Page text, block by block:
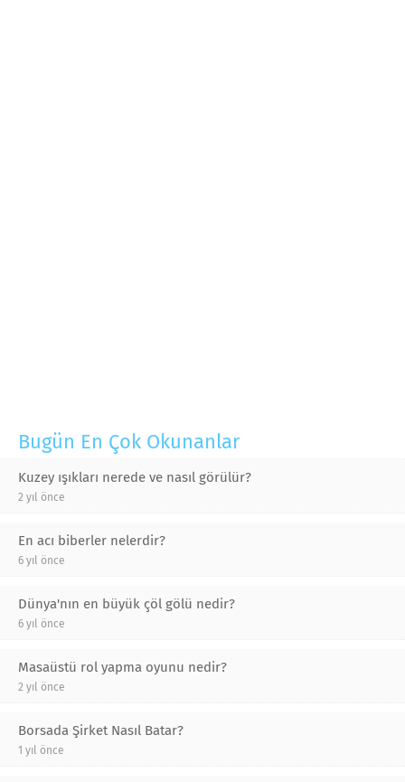
Bugün En Çok Okunanlar
Kuzey ışıkları nerede ve nasıl görülür?
2 yıl önce
En acı biberler nelerdir?
6 yıl önce
Dünya'nın en büyük çöl gölü nedir?
6 yıl önce
Masaüstü rol yapma oyunu nedir?
2 yıl önce
Borsada Şirket Nasıl Batar?
1 yıl önce